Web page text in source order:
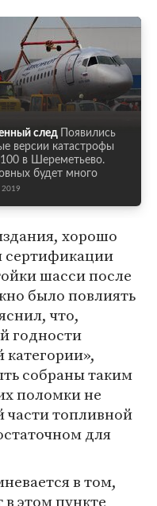
след
Появились
версии катастрофы
100 в Шереметьево.
будет много
2019
хорошо
сертификации
шасси после
было повлиять
что,
годности
категории»,
собраны таким
поломки не
части топливной
для
в том,
в этом пункте